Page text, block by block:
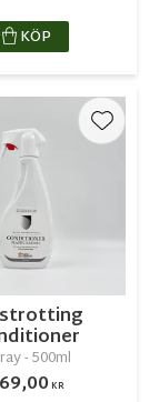
KÖP
- 500ml
KR
Lägg